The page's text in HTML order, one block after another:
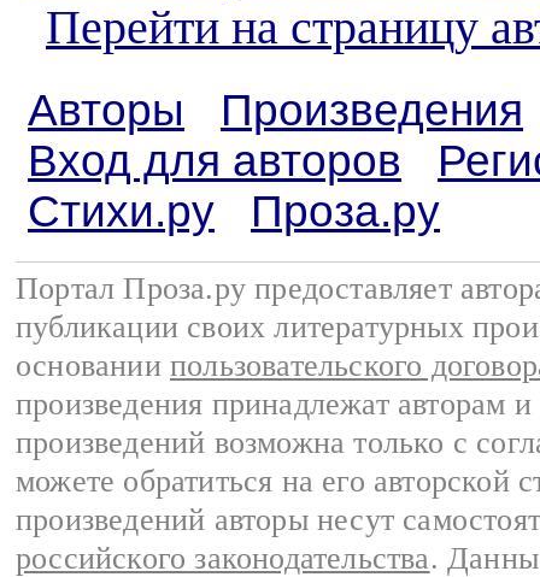
Перейти на страницу
Авторы
Произведения
Вход для авторов
Стихи.ру
Проза.ру
Портал Проза.ру предоставляет
публикации своих литературных
основании пользовательского
произведения принадлежат авторам
произведений возможна только с
можете обратиться на его авторской
произведений авторы несут
российского законодательства.